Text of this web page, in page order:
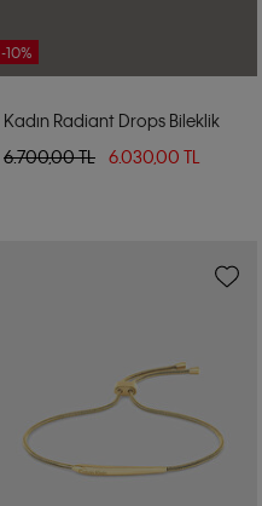
-10%
Kadın Radiant Drops Bileklik
6.700,00 TL
6.030,00 TL